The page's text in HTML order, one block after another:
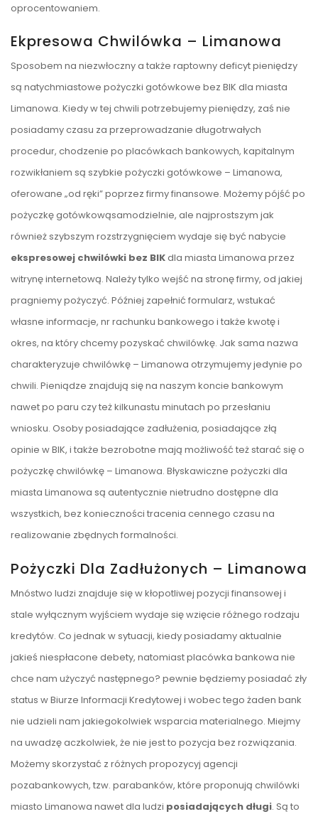
oprocentowaniem.
Ekpresowa Chwilówka – Limanowa
Sposobem na niezwłoczny a także raptowny deficyt pieniędzy
są natychmiastowe pożyczki gotówkowe bez BIK dla miasta
Limanowa. Kiedy w tej chwili potrzebujemy pieniędzy, zaś nie
posiadamy czasu za przeprowadzanie długotrwałych
procedur, chodzenie po placówkach bankowych, kapitalnym
rozwikłaniem są szybkie pożyczki gotówkowe – Limanowa,
oferowane „od ręki” poprzez firmy finansowe. Możemy pójść po
pożyczkę gotówkowąsamodzielnie, ale najprostszym jak
również szybszym rozstrzygnięciem wydaje się być nabycie
ekspresowej chwilówki bez BIKdla miasta Limanowa przez
witrynę internetową. Należy tylko wejść na stronę firmy, od jakiej
pragniemy pożyczyć. Później zapełnić formularz, wstukać
własne informacje, nr rachunku bankowego i także kwotę i
okres, na który chcemy pozyskać chwilówkę. Jak sama nazwa
charakteryzuje chwilówkę – Limanowa otrzymujemy jedynie po
chwili. Pieniądze znajdują się na naszym koncie bankowym
nawet po paru czy też kilkunastu minutach po przesłaniu
wniosku. Osoby posiadające zadłużenia, posiadające złą
opinie w BIK, i także bezrobotne mają możliwość też starać się o
pożyczkę chwilówkę – Limanowa. Błyskawiczne pożyczki dla
miasta Limanowa są autentycznie nietrudno dostępne dla
wszystkich, bez konieczności tracenia cennego czasu na
realizowanie zbędnych formalności.
Pożyczki Dla Zadłużonych – Limanowa
Mnóstwo ludzi znajduje się w kłopotliwej pozycji finansowej i
stale wyłącznym wyjściem wydaje się wzięcie różnego rodzaju
kredytów. Co jednak w sytuacji, kiedy posiadamy aktualnie
jakieś niespłacone debety, natomiast placówka bankowa nie
chce nam użyczyć następnego? pewnie będziemy posiadać zły
status w Biurze Informacji Kredytowej i wobec tego żaden bank
nie udzieli nam jakiegokolwiek wsparcia materialnego. Miejmy
na uwadzę aczkolwiek, że nie jest to pozycja bez rozwiązania.
Możemy skorzystać z różnych propozycyj agencji
pozabankowych, tzw. parabanków, które proponują chwilówki
miasto Limanowa nawet dla ludzi posiadających długi. Są to